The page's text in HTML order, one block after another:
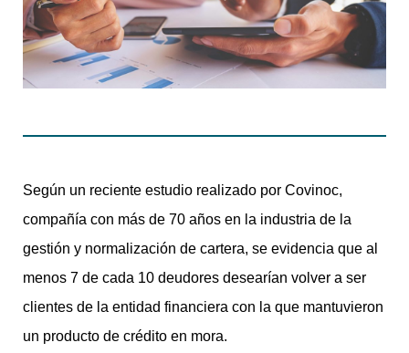
Según un reciente estudio realizado por Covinoc,
compañía con más de 70 años en la industria de la
gestión y normalización de cartera, se evidencia que al
menos 7 de cada 10 deudores desearían volver a ser
clientes de la entidad financiera con la que mantuvieron
un producto de crédito en mora.